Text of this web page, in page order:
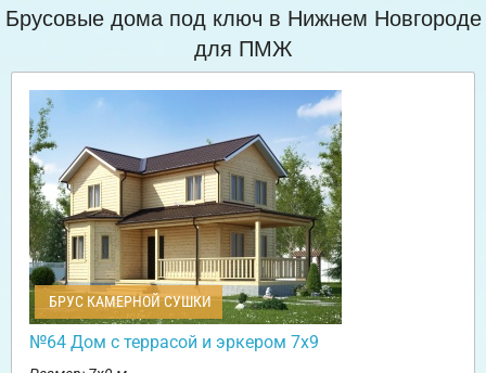
Брусовые дома под ключ в Нижнем Новгороде
для ПМЖ
БРУС КАМЕРНОЙ СУШКИ
№64 Дом с террасой и эркером 7х9